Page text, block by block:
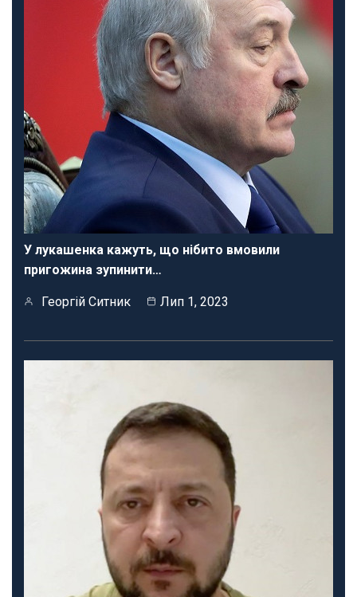
У лукашенка кажуть, що нібито вмовили
пригожина зупинити…
Георгій Ситник Лип 1, 2023